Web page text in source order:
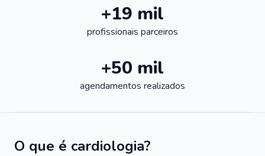
+19 mil
profissionais parceiros
+50 mil
agendamentos realizados
O que é cardiologia?